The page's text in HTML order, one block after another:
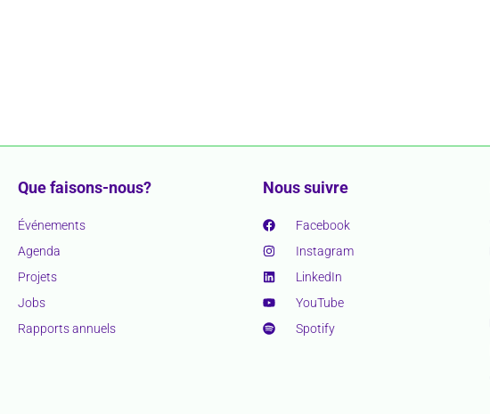
Que faisons-nous?
Événements
Agenda
Projets
Jobs
Rapports annuels
Nous suivre
Facebook
Instagram
LinkedIn
YouTube
Spotify